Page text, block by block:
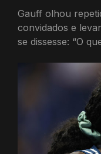
Gauff olhou
convidados e
se dissesse: “O